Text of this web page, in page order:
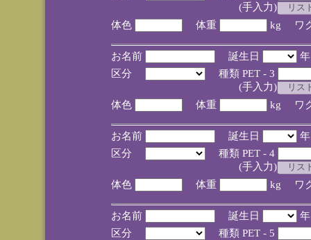
(手入力)
体色
体重 kg ワ
お名前 誕生日
区分
種類 PET - 3
(手入力)
体色
体重 kg ワ
お名前 誕生日
区分
種類 PET - 4
(手入力)
体色
体重 kg ワ
お名前 誕生日
区分
種類 PET - 5